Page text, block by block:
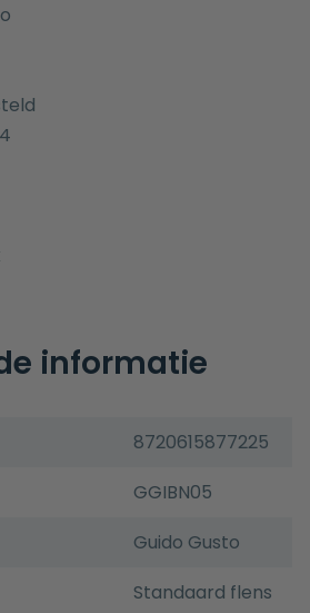
informatie
8720615877225
GGIBN05
Guido Gusto
Standaard flens